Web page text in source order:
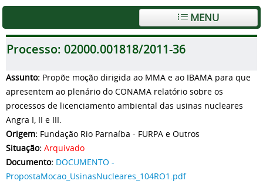
MENU
Processo: 02000.001818/2011-36
Assunto: Propõe moção dirigida ao MMA e ao IBAMA para que
apresentem ao plenário do CONAMA relatório sobre os
processos de licenciamento ambiental das usinas nucleares
Angra I, II e III.
Origem: Fundação Rio Parnaíba - FURPA e Outros
Situação: Arquivado
Documento: DOCUMENTO -
PropostaMocao_UsinasNucleares_104RO1.pdf